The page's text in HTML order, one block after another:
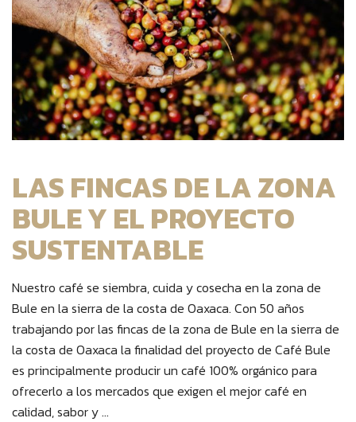
LAS FINCAS DE LA ZONA
BULE Y EL PROYECTO
SUSTENTABLE
Nuestro café se siembra, cuida y cosecha en la zona de
Bule en la sierra de la costa de Oaxaca. Con 50 años
trabajando por las fincas de la zona de Bule en la sierra de
la costa de Oaxaca la finalidad del proyecto de Café Bule
es principalmente producir un café 100% orgánico para
ofrecerlo a los mercados que exigen el mejor café en
calidad, sabor y ...